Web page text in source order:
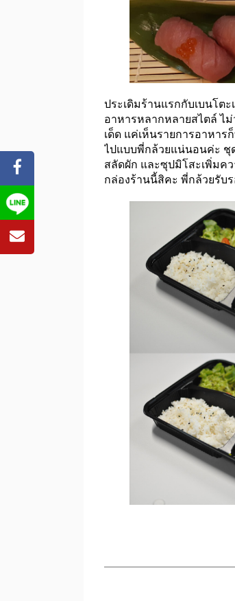
ประเดิมร้านแรกกับเบนโต
อาหารหลากหลายสไตล์ ไ
เด็ด แค่เห็นรายการอาหา
ไปแบบพี่กล้วยแน่นอนค่ะ ชุด
สลัดผัก และซุปมิโสะเพิ่มค
กล่องร้านนี้สิคะ พี่กล้วยรับ